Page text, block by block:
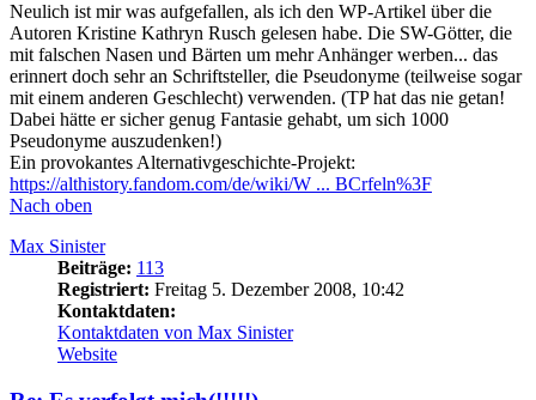
Neulich ist mir was aufgefallen, als ich den WP-Artikel über die
Autoren Kristine Kathryn Rusch gelesen habe. Die SW-Götter, die
mit falschen Nasen und Bärten um mehr Anhänger werben... das
erinnert doch sehr an Schriftsteller, die Pseudonyme (teilweise sogar
mit einem anderen Geschlecht) verwenden. (TP hat das nie getan!
Dabei hätte er sicher genug Fantasie gehabt, um sich 1000
Pseudonyme auszudenken!)
Ein provokantes Alternativgeschichte-Projekt:
https://althistory.fandom.com/de/wiki/W ... BCrfeln%3F
Nach oben
Max Sinister
Beiträge: 113
Registriert: Freitag 5. Dezember 2008, 10:42
Kontaktdaten:
Kontaktdaten von Max Sinister
Website